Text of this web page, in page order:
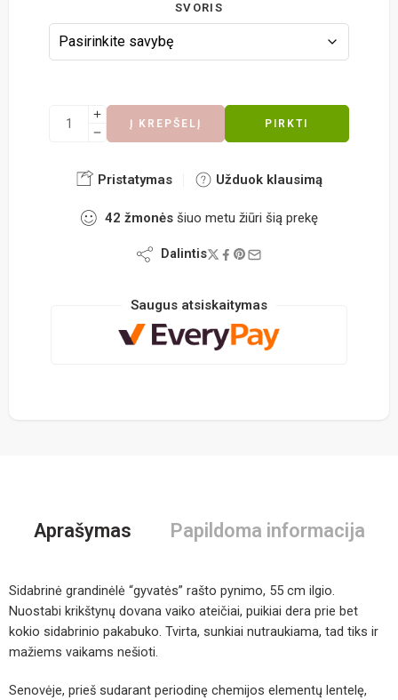
SVORIS
Į KREPŠELĮ PIRKTI
Pristatymas Užduok klausimą
42 žmonės šiuo metu žiūri šią prekę
Dalintis
Saugus atsiskaitymas
Aprašymas Papildoma informacija
Sidabrinė grandinėlė “gyvatės” rašto pynimo, 55 cm ilgio.
Nuostabi krikštynų dovana vaiko ateičiai, puikiai dera prie bet
kokio sidabrinio pakabuko. Tvirta, sunkiai nutraukiama, tad tiks ir
mažiems vaikams nešioti.
Senovėje, prieš sudarant periodinę chemijos elementų lentelę,